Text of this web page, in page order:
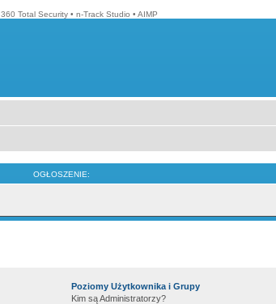
360 Total Security • n-Track Studio • AIMP
OGŁOSZENIE:
Poziomy Użytkownika i Grupy
Kim są Administratorzy?